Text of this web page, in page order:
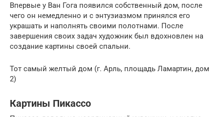
Впервые у Ван Гога появился собственный дом, после
чего он немедленно и с энтузиазмом принялся его
украшать и наполнять своими полотнами. После
завершения своих задач художник был вдохновлен на
создание картины своей спальни.
Тот самый желтый дом (г. Арль, площадь Ламартин, дом
2)
Картины Пикассо